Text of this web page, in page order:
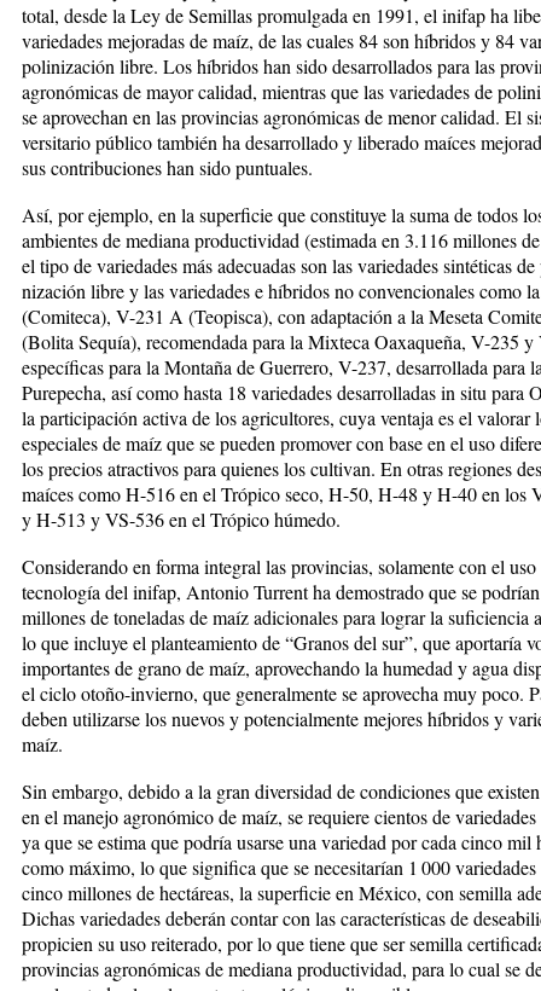
total, desde la Ley de Semillas pro­mulgada en 1991, el inifap ha
varieda­des me­jo­ra­das de maíz, de las cuales 84 son hí­bridos y 84
polini­za­ción libre. Los híbridos han sido de­sa­rro­lla­dos para las
agronómicas de mayor cali­dad, mientras que las va­riedades de
se aprove­chan en las pro­vin­cias agronómicas de me­nor cali­dad. El
versitario pú­blico también ha de­sa­rro­lla­do y liberado maí­ces
sus con­tri­bu­cio­nes han sido puntuales.
Así, por ejemplo, en la superficie que constituye la suma de todos
ambientes de mediana productividad (estimada en 3.116 millones
el tipo de va­rie­dades más adecuadas son las variedades sintéticas
nización libre y las variedades e híbridos no convenciona­les como
(Comiteca), V-231 A (Teopisca), con adap­­ta­­ción a la Meseta
(Bolita Sequía), reco­men­da­da para la Mixteca Oaxaqueña, V-235
espe­cí­ficas para la Montaña de Guerrero, V-237, desarrollada para
Purepecha, así como hasta 18 variedades desa­rro­lladas in situ para
la participación ac­ti­va de los agricultores, cuya ventaja es el valorar
espe­cia­les de maíz que se pueden promover con base en el uso
los precios atractivos para quienes los cultivan. En otras regiones
maíces como H-516 en el Trópico seco, H-50, H-48 y H-40 en los
y H-513 y VS-536 en el Trópico húmedo.
Considerando en forma integral las provincias, sola­men­te con el uso
tecnología del inifap, Antonio Turrent ha demostrado que se
millones de toneladas de maíz adicionales para lograr la suficiencia
lo que incluye el planteamiento de “Granos del sur”, que aportaría
importantes de grano de maíz, aprovechando la humedad y agua
el ci­clo otoño-invierno, que generalmente se aprovecha muy poco.
deben utilizarse los nuevos y poten­cial­­men­te mejores híbridos y
maíz.
Sin embargo, debido a la gran diversidad de condiciones que
en el manejo agronómico de maíz, se requiere cientos de
ya que se es­tima que podría usarse una variedad por cada cinco mil
como máximo, lo que significa que se necesitarían 1 000
cinco millones de hectá­reas, la superficie en México, con semilla
Dichas va­riedades deberán contar con las características de
propicien su uso reiterado, por lo que tiene que ser semilla
provincias agronómicas de mediana productividad, para lo cual se